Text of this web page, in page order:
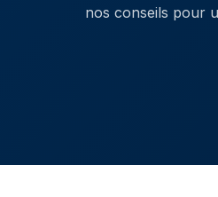
nos conseils pour